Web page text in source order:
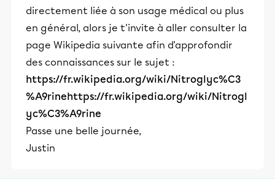
directement liée à son usage médical ou plus
en général, alors je t'invite à aller consulter la
page Wikipedia suivante afin d'approfondir
des connaissances sur le sujet :
https://fr.wikipedia.org/wiki/Nitroglyc%C3
%A9rinehttps://fr.wikipedia.org/wiki/Nitrogl
yc%C3%A9rine
Passe une belle journée,
Justin